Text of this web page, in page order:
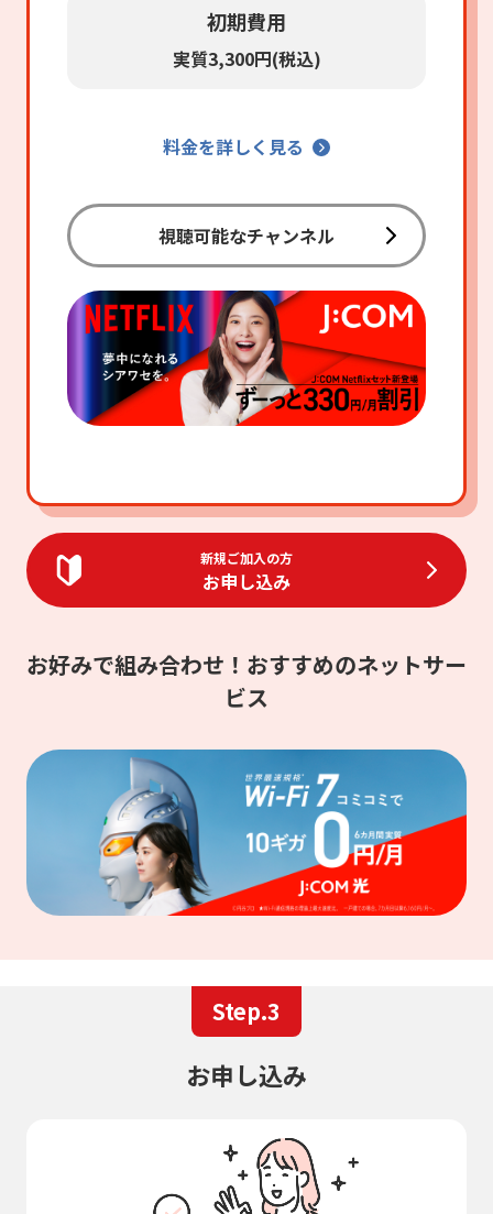
初期費用
実質3,300円(税込)
料金を詳しく見る
視聴可能なチャンネル
新規ご加入の方
お申し込み
お好みで組み合わせ！おすすめのネットサー
ビス
Step.3
お申し込み